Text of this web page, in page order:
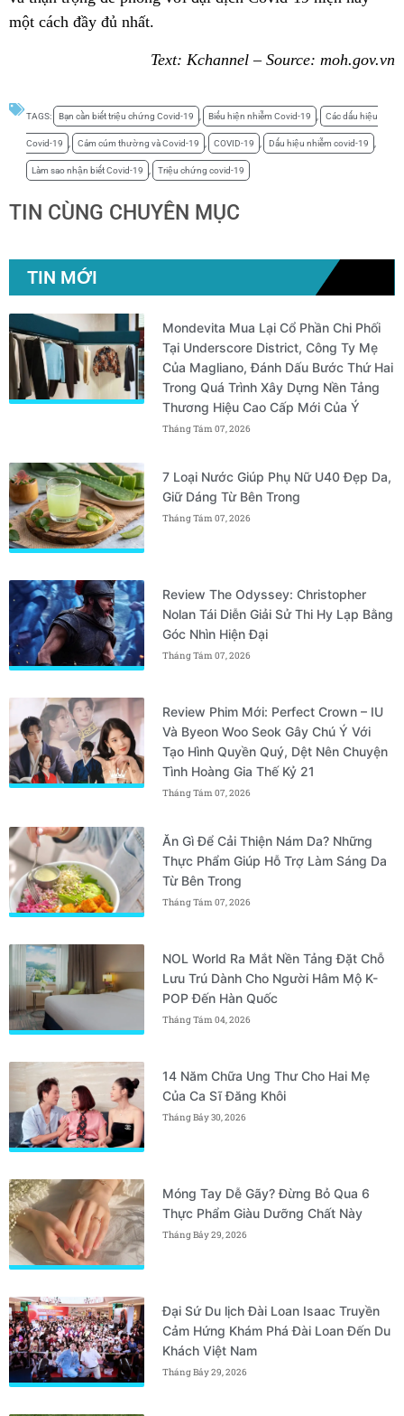
một cách đầy đủ nhất.
Text: Kchannel – Source: moh.gov.vn
TAGS: Bạn cần biết triệu chứng Covid-19 Biểu hiện nhiễm Covid-19 Các dấu hiệu
Covid-19 Cảm cúm thường và Covid-19 COVID-19 Dấu hiệu nhiễm covid-19
Làm sao nhận biết Covid-19 Triệu chứng covid-19
TIN CÙNG CHUYÊN MỤC
TIN MỚI
Mondevita Mua Lại Cổ Phần Chi Phối
Tại Underscore District, Công Ty Mẹ
Của Magliano, Đánh Dấu Bước Thứ Hai
Trong Quá Trình Xây Dựng Nền Tảng
Thương Hiệu Cao Cấp Mới Của Ý
Tháng Tám 07, 2026
7 Loại Nước Giúp Phụ Nữ U40 Đẹp Da,
Giữ Dáng Từ Bên Trong
Tháng Tám 07, 2026
Review The Odyssey: Christopher
Nolan Tái Diễn Giải Sử Thi Hy Lạp Bằng
Góc Nhìn Hiện Đại
Tháng Tám 07, 2026
Review Phim Mới: Perfect Crown – IU
Và Byeon Woo Seok Gây Chú Ý Với
Tạo Hình Quyền Quý, Dệt Nên Chuyện
Tình Hoàng Gia Thế Kỷ 21
Tháng Tám 07, 2026
Ăn Gì Để Cải Thiện Nám Da? Những
Thực Phẩm Giúp Hỗ Trợ Làm Sáng Da
Từ Bên Trong
Tháng Tám 07, 2026
NOL World Ra Mắt Nền Tảng Đặt Chỗ
Lưu Trú Dành Cho Người Hâm Mộ K-
POP Đến Hàn Quốc
Tháng Tám 04, 2026
14 Năm Chữa Ung Thư Cho Hai Mẹ
Của Ca Sĩ Đăng Khôi
Tháng Bảy 30, 2026
Móng Tay Dễ Gãy? Đừng Bỏ Qua 6
Thực Phẩm Giàu Dưỡng Chất Này
Tháng Bảy 29, 2026
Đại Sứ Du lịch Đài Loan Isaac Truyền
Cảm Hứng Khám Phá Đài Loan Đến Du
Khách Việt Nam
Tháng Bảy 29, 2026